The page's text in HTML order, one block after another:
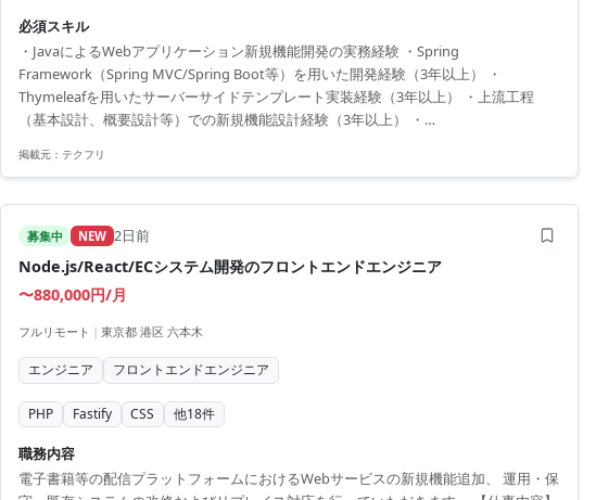
の設計および開発業務 ・HTML/CSS/JavaScriptを用いたフロントエンド実装およびDB
連携 ※詳細は面談時にお伝えします。 ■環境：Java、Spring Framewor...
必須スキル
・JavaによるWebアプリケーション新規機能開発の実務経験 ・Spring
Framework（Spring MVC/Spring Boot等）を用いた開発経験（3年以上） ・
Thymeleafを用いたサーバーサイドテンプレート実装経験（3年以上） ・上流工程
（基本設計、概要設計等）での新規機能設計経験（3年以上） ・
RDBMS（MySQL/PostgreSQL/Oracle等）およびSQLの実務経験
掲載元： テクフリ
募集中 NEW 2日前
Node.js/React/ECシステム開発のフロントエンドエンジニア
〜880,000円/月
フルリモート | 東京都 港区 六本木
エンジニア フロントエンドエンジニア
PHP Fastify CSS 他18件
職務内容
電子書籍等の配信プラットフォームにおけるWebサービスの新規機能追加、 運用・保